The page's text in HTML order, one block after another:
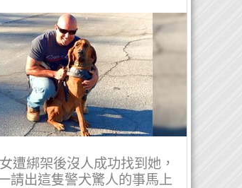
遭綁架後沒人成功找到她，
請出這隻警犬驚人的事馬上